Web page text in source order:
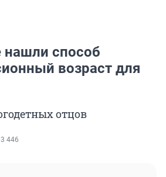
способ
возраст для
отцов
3 446